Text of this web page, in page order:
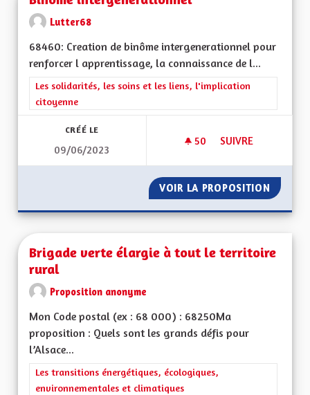
Lutter68
68460: Creation de binôme intergenerationnel pour
renforcer l apprentissage, la connaissance de l...
Filtrer les résultats de la catégorie : Les solidarités, les soins
Les solidarités, les soins et les liens, l'implication
citoyenne
CRÉÉ LE
09/06/2023
50 50 ABONNÉS
SUIVRE
VOIR LA PROPOSITION
Brigade verte élargie à tout le territoire
rural
Proposition anonyme
Mon Code postal (ex : 68 000) : 68250Ma
proposition : Quels sont les grands défis pour
l’Alsace...
Filtrer les résultats de la catégorie : Les transitions
Les transitions énergétiques, écologiques,
environnementales et climatiques